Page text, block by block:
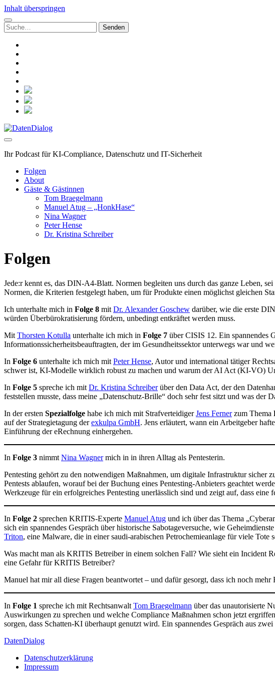
Inhalt überspringen
Suchen
nach:
social_icon_custom_1
social_icon_custom_2
social_icon_custom_3
DatenDialog
Ihr Podcast für KI-Compliance, Datenschutz und IT-Sicherheit
Folgen
About
Gäste & Gästinnen
Tom Braegelmann
Manuel Atug – „HonkHase“
Nina Wagner
Peter Hense
Dr. Kristina Schreiber
Folgen
Jede:r kennt es, das DIN-A4-Blatt. Normen begleiten uns durch das ganze Leben,
Normen, die Kriterien festgelegt haben, um für Produkte einen möglichst gleichen
Ich unterhalte mich in Folge 8 mit Dr. Alexander Goschew darüber, wie die erste
würden Überbürokratisierung fördern, unbedingt entkräftet werden muss.
Mit Thorsten Kotulla unterhalte ich mich in Folge 7 über CISIS 12. Ein spannendes
Informationssicherheitsbeauftragten, der im Gesundheitssektor unterwegs war und
In Folge 6 unterhalte ich mich mit Peter Hense, Autor und international tätiger
schwer ist, KI-Modelle wirklich robust zu machen und warum der AI Act (KI-VO)
In Folge 5 spreche ich mit Dr. Kristina Schreiberüber den Data Act, der den
feststellen musste, dass meine „Datenschutz-Brille“ doch sehr fest sitzt und was der
In der ersten Spezialfolge habe ich mich mit StrafverteidigerJens Fernerzum Thema
auf der Strategietagung derexkulpa GmbH. Jens erläutert, wann ein Arbeitgeber
Einführung der eRechnung einhergehen.
In Folge 3 nimmt Nina Wagnermich in in ihren Alltag als Pentesterin.
Pentesting gehört zu den notwendigen Maßnahmen, um digitale Infrastruktur
Pentests ablaufen, worauf bei der Buchung eines Pentesting-Anbieters geachtet
Werkzeuge für ein erfolgreiches Pentesting unerlässlich sind und zeigt auf, dass
In Folge 2 sprechen KRITIS-Experte Manuel Atug und ich über das Thema
sich ein spannendes Gespräch über historische Sabotageversuche, wie
Triton, eine Malware, die in einer saudi-arabischen Petrochemieanlage für viele Tote
Was macht man als KRITIS Betreiber in einem solchen Fall? Wie sieht ein Incident
eine Gefahr für KRITIS Betreiber?
Manuel hat mir all diese Fragen beantwortet – und dafür gesorgt, dass ich noch
In Folge 1 spreche ich mit Rechtsanwalt Tom Braegelmann über das unautorisierte
Auswirkungen zu sprechen und welche Compliance Maßnahmen schon jetzt
sorgen, dass Schatten-KI überhaupt genutzt wird. Ein spannendes Gespräch aus
DatenDialog
Datenschutzerklärung
Impressum